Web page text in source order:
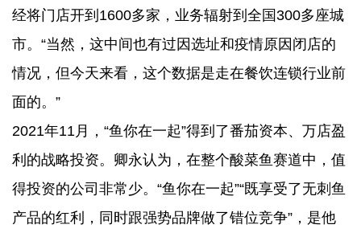
经将门店开到1600多家，业务辐射到全国300多座城
市。“当然，这中间也有过因选址和疫情原因闭店的
情况，但今天来看，这个数据是走在餐饮连锁行业前
面的。”
2021年11月，“鱼你在一起”得到了番茄资本、万店盈
利的战略投资。卿永认为，在整个酸菜鱼赛道中，值
得投资的公司非常少。“鱼你在一起”“既享受了无刺鱼
产品的红利，同时跟强势品牌做了错位竞争”，是他